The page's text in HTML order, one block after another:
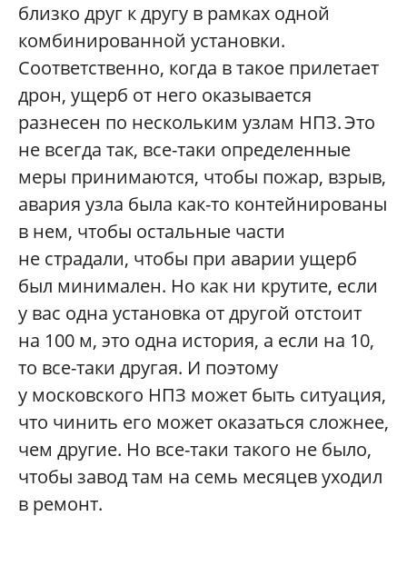
близко друг к другу в рамках одной
комбинированной установки.
Соответственно, когда в такое прилетает
дрон, ущерб от него оказывается
разнесен по нескольким узлам НПЗ. Это
не всегда так, все-таки определенные
меры принимаются, чтобы пожар, взрыв,
авария узла была как-то контейнированы
в нем, чтобы остальные части
не страдали, чтобы при аварии ущерб
был минимален. Но как ни крутите, если
у вас одна установка от другой отстоит
на 100 м, это одна история, а если на 10,
то все-таки другая. И поэтому
у московского НПЗ может быть ситуация,
что чинить его может оказаться сложнее,
чем другие. Но все-таки такого не было,
чтобы завод там на семь месяцев уходил
в ремонт.